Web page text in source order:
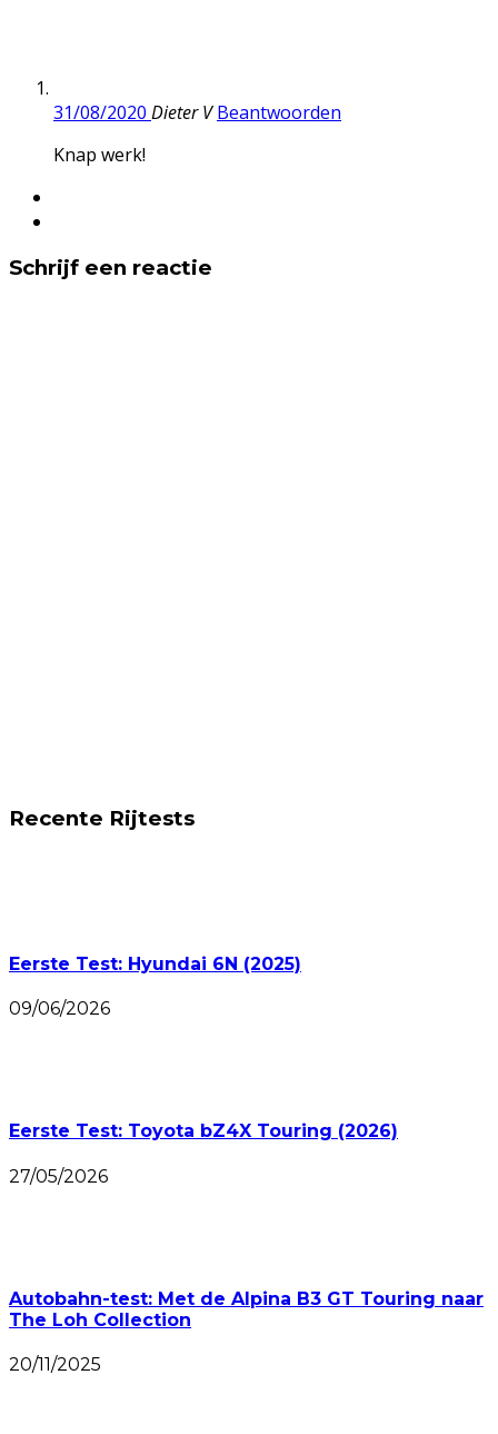
31/08/2020 Dieter V Beantwoorden
Knap werk!
Schrijf een reactie
Recente Rijtests
Eerste Test: Hyundai 6N (2025)
09/06/2026
Eerste Test: Toyota bZ4X Touring (2026)
27/05/2026
Autobahn-test: Met de Alpina B3 GT Touring naar
The Loh Collection
20/11/2025